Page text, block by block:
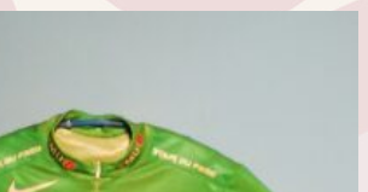
Las
opciones
se